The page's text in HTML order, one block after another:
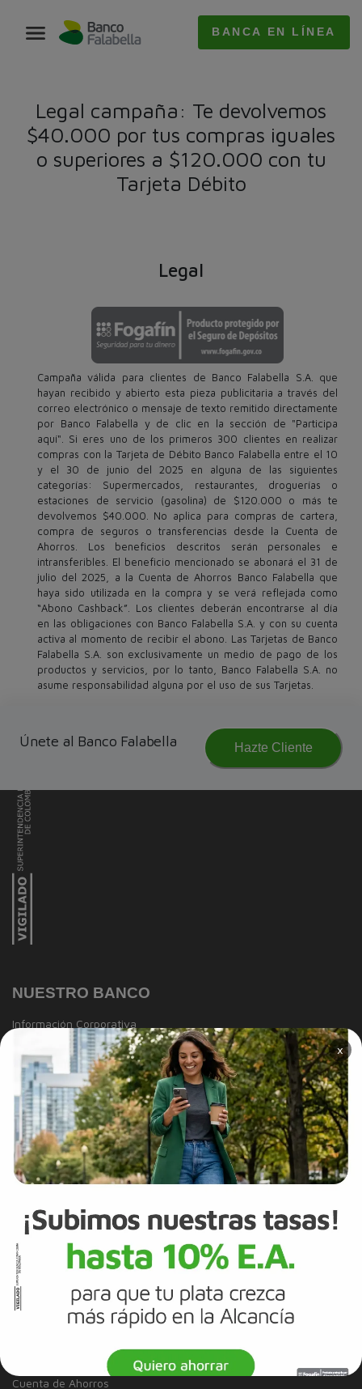
BANCA EN LÍNEA
Legal campaña: Te devolvemos
$40.000 por tus compras iguales
o superiores a $120.000 con tu
Tarjeta Débito
Legal
Campaña válida para clientes de Banco Falabella S.A. que
hayan recibido y abierto esta pieza publicitaria a través del
correo electrónico o mensaje de texto remitido directamente
por Banco Falabella y de clic en la sección de "Participa
aquí". Si eres uno de los primeros 300 clientes en realizar
compras con la Tarjeta de Débito Banco Falabella entre el 10
y el 30 de junio del 2025 en alguna de las siguientes
categorías: Supermercados, restaurantes, droguerías o
estaciones de servicio (gasolina) de $120.000 o más te
devolvemos $40.000. No aplica para compras de cartera,
compra de seguros o transferencias desde la Cuenta de
Ahorros. Los beneficios descritos serán personales e
intransferibles. El beneficio mencionado se abonará el 31 de
julio del 2025, a la Cuenta de Ahorros Banco Falabella que
haya sido utilizada en la compra y se verá reflejada como
“Abono Cashback”. Los clientes deberán encontrarse al día
en las obligaciones con Banco Falabella S.A. y con su cuenta
activa al momento de recibir el abono. Las Tarjetas de Banco
Falabella S.A. son exclusivamente un medio de pago de los
productos y servicios, por lo tanto, Banco Falabella S.A. no
asume responsabilidad alguna por el uso de sus Tarjetas.
×
Únete al Banco Falabella Hazte Cliente
NUESTRO BANCO
Información Corporativa
Información a clientes
Tasas y Tarifas
Reportes de sostenibilidad
Trabaja con Nosotros
Canal de integridad
Política de Diversidad e Inclusión
Mapa del sitio
Términos y Condiciones
Información Legal
Cuenta de Ahorros